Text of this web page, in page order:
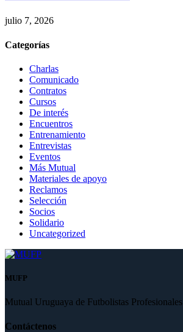
julio 7, 2026
Categorías
Charlas
Comunicado
Contratos
Cursos
De interés
Encuentros
Entrenamiento
Entrevistas
Eventos
Más Mutual
Materiales de apoyo
Reclamos
Selección
Socios
Solidario
Uncategorized
MUFP
Mutual Uruguaya de Futbolistas Profesionales
Contáctenos